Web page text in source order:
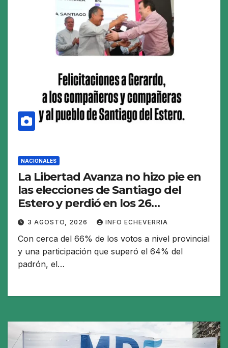
NACIONALES
La Libertad Avanza no hizo pie en
las elecciones de Santiago del
Estero y perdió en los 26
municipios
3 AGOSTO, 2026 INFO ECHEVERRIA
Con cerca del 66% de los votos a nivel provincial
y una participación que superó el 64% del
padrón, el…